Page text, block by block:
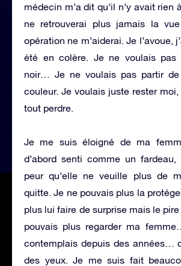
médecin m’a dit qu’il n’y avait rien
ne retrouverai plus jamais la
opération ne m’aiderai. Je l’avoue,
été en colère. Je ne voulais pas
noir… Je ne voulais pas partir
couleur. Je voulais juste rester moi,
tout perdre.
Je me suis éloigné de ma
d’abord senti comme un
peur qu’elle ne veuille plus de
quitte. Je ne pouvais plus la
plus lui faire de surprise mais le pire
pouvais plus regarder ma
contemplais depuis des années…
des yeux. Je me suis fait